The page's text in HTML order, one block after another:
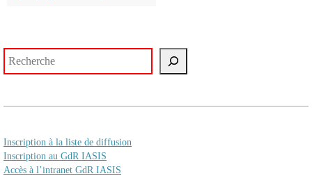
Inscription à la liste de diffusion
Inscription au GdR IASIS
Accès à l’intranet GdR IASIS